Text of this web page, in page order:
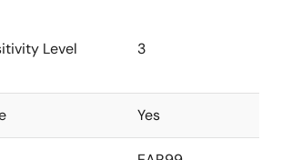
Level
3
Yes